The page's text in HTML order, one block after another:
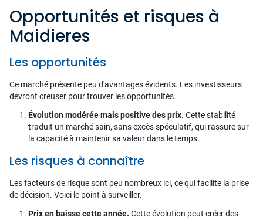
Opportunités et risques à
Maidieres
Les opportunités
Ce marché présente peu d'avantages évidents. Les investisseurs
devront creuser pour trouver les opportunités.
Évolution modérée mais positive des prix. Cette stabilité
traduit un marché sain, sans excès spéculatif, qui rassure sur
la capacité à maintenir sa valeur dans le temps.
Les risques à connaître
Les facteurs de risque sont peu nombreux ici, ce qui facilite la prise
de décision. Voici le point à surveiller.
Prix en baisse cette année. Cette évolution peut créer des